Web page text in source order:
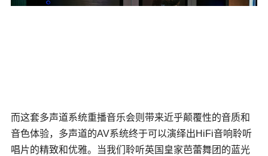
而这套多声道系统重播音乐会则带来近乎颠覆性的音质和
音色体验，多声道的AV系统终于可以演绎出HiFi音响聆听
唱片的精致和优雅。当我们聆听英国皇家芭蕾舞团的蓝光